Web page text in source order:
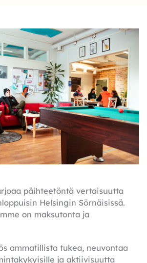
päihteetöntä vertaisuutta
Helsingin Sörnäisissä.
on maksutonta ja
ammatillista tukea, neuvontaa
ja aktiivisuutta